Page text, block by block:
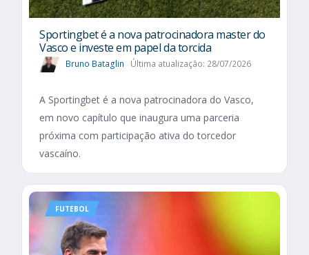
Sportingbet é a nova patrocinadora master do
Vasco e investe em papel da torcida
Bruno Bataglin Última atualização: 28/07/2026
A Sportingbet é a nova patrocinadora do Vasco,
em novo capítulo que inaugura uma parceria
próxima com participação ativa do torcedor
vascaíno.
FUTEBOL